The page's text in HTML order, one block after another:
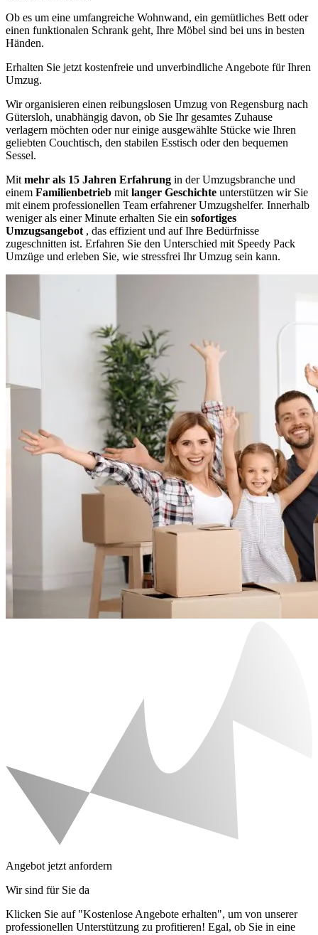
Ob es um eine umfangreiche Wohnwand, ein gemütliches Bett oder
einen funktionalen Schrank geht, Ihre Möbel sind bei uns in besten
Händen.
Erhalten Sie jetzt kostenfreie und unverbindliche Angebote für Ihren
Umzug.
Wir organisieren einen reibungslosen Umzug von Regensburg nach
Gütersloh, unabhängig davon, ob Sie Ihr gesamtes Zuhause
verlagern möchten oder nur einige ausgewählte Stücke wie Ihren
geliebten Couchtisch, den stabilen Esstisch oder den bequemen
Sessel.
Mit mehr als 15 Jahren Erfahrung in der Umzugsbranche und
einem Familienbetrieb mit langer Geschichte unterstützen wir Sie
mit einem professionellen Team erfahrener Umzugshelfer. Innerhalb
weniger als einer Minute erhalten Sie ein sofortiges
Umzugsangebot , das effizient und auf Ihre Bedürfnisse
zugeschnitten ist. Erfahren Sie den Unterschied mit Speedy Pack
Umzüge und erleben Sie, wie stressfrei Ihr Umzug sein kann.
Angebot jetzt anfordern
Wir sind für Sie da
Klicken Sie auf "Kostenlose Angebote erhalten", um von unserer
professionellen Unterstützung zu profitieren! Egal, ob Sie in eine